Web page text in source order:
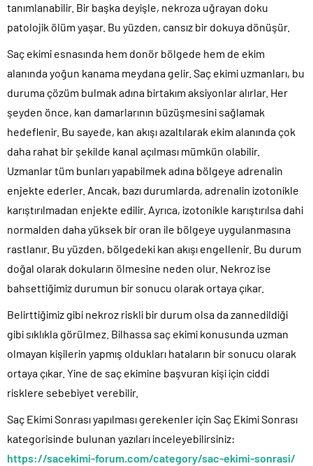
tanımlanabilir. Bir başka deyişle, nekroza uğrayan doku
patolojik ölüm yaşar. Bu yüzden, cansız bir dokuya dönüşür.
Saç ekimi esnasında hem donör bölgede hem de ekim
alanında yoğun kanama meydana gelir. Saç ekimi uzmanları, bu
duruma çözüm bulmak adına birtakım aksiyonlar alırlar. Her
şeyden önce, kan damarlarının büzüşmesini sağlamak
hedeflenir. Bu sayede, kan akışı azaltılarak ekim alanında çok
daha rahat bir şekilde kanal açılması mümkün olabilir.
Uzmanlar tüm bunları yapabilmek adına bölgeye adrenalin
enjekte ederler. Ancak, bazı durumlarda, adrenalin izotonikle
karıştırılmadan enjekte edilir. Ayrıca, izotonikle karıştırılsa dahi
normalden daha yüksek bir oran ile bölgeye uygulanmasına
rastlanır. Bu yüzden, bölgedeki kan akışı engellenir. Bu durum
doğal olarak dokuların ölmesine neden olur. Nekroz ise
bahsettiğimiz durumun bir sonucu olarak ortaya çıkar.
Belirttiğimiz gibi nekroz riskli bir durum olsa da zannedildiği
gibi sıklıkla görülmez. Bilhassa saç ekimi konusunda uzman
olmayan kişilerin yapmış oldukları hataların bir sonucu olarak
ortaya çıkar. Yine de saç ekimine başvuran kişi için ciddi
risklere sebebiyet verebilir.
Saç Ekimi Sonrası yapılması gerekenler için Saç Ekimi Sonrası
kategorisinde bulunan yazıları inceleyebilirsiniz:
https://sacekimi-forum.com/category/sac-ekimi-sonrasi/